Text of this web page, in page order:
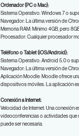
Ordenador (PC o Mac):
Sistema Operativo: Windows 7 o
Navegador: La última versión de
Memoria RAM: Mínimo 4GB, pero
Procesador: Cualquier procesador
Teléfono o Tablet (iOS/Android):
Sistema Operativo: Android 5.0 o
Navegador: La última versión de
Aplicación Moodle: Moodle ofrece
dispositivos móviles. La aplicación
Conexión a Internet:
Velocidad de Internet: Una conexión
videoconferencias o actividades que
puede ser necesaria.